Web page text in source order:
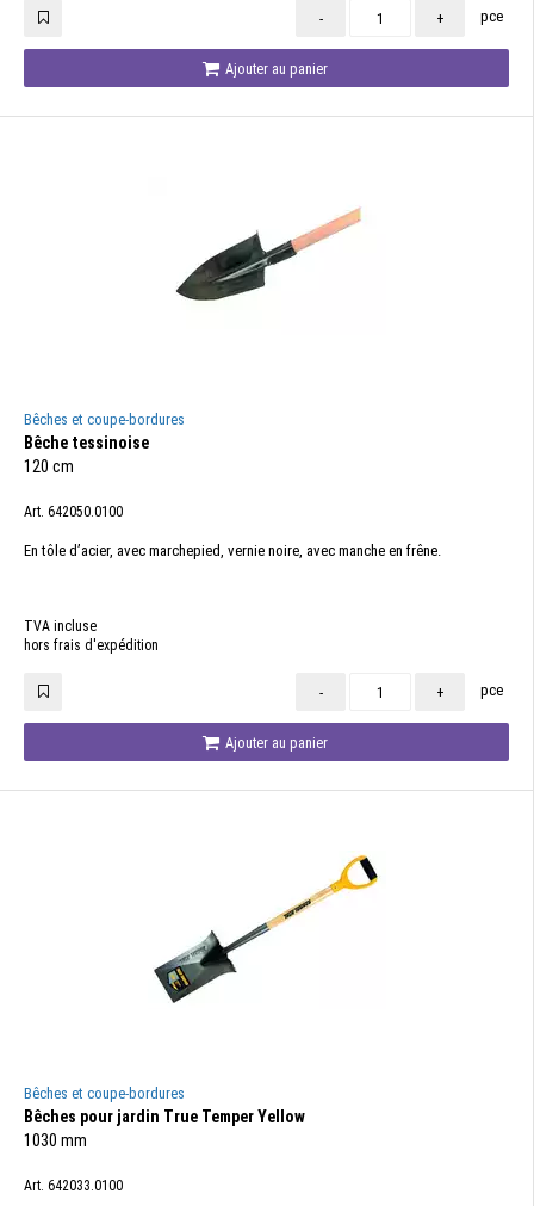
- + pce
Ajouter au panier
Bêches et coupe-bordures
Bêche tessinoise
120 cm
Art. 642050.0100
En tôle d’acier, avec marchepied, vernie noire, avec manche en frêne.
TVA incluse
hors frais d'expédition
- + pce
Ajouter au panier
Bêches et coupe-bordures
Bêches pour jardin True Temper Yellow
1030 mm
Art. 642033.0100